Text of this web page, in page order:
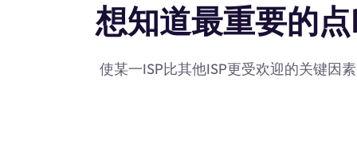
想知道最重要的
使某一ISP比其他ISP更受欢迎的关键因